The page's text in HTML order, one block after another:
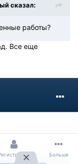
сказал:
работы?
Все еще
Больше